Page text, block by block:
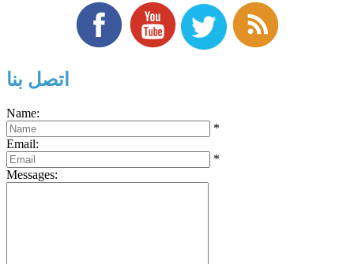
اتصل بنا
Name:
*
Email:
*
Messages: